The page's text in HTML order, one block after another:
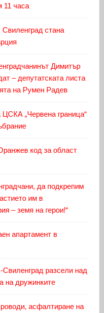
11 часа
Свиленград стана
Димитър
– депутатската листа
на Румен Радев
„Червена граница“
код за област
да подкрепим
им в
– земя на герои!“
апартамент в
разсели над
на дружинките
асфалтиране на